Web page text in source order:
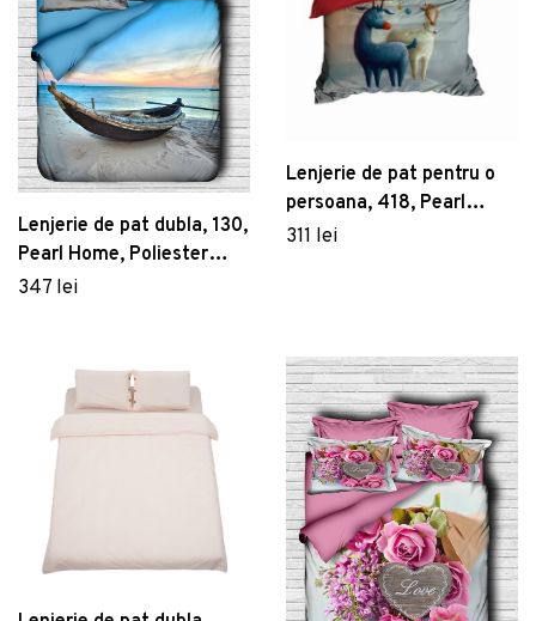
Lenjerie de pat dubla, 130,
Pearl Home, Poliester
Satinat
347 lei
Lenjerie de pat pentru o
persoana, 418, Pearl
Home, Poliester Satinat
311 lei